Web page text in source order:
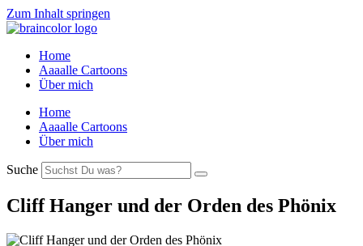
Zum Inhalt springen
Home
Aaaalle Cartoons
Über mich
Home
Aaaalle Cartoons
Über mich
Suche
Cliff Hanger und der Orden des Phönix